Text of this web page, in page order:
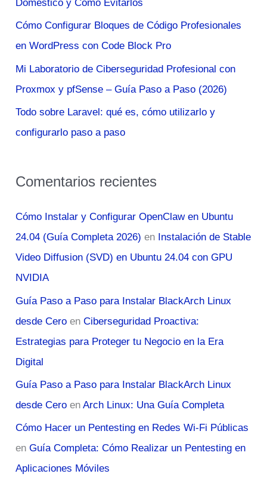
o
r
:
Doméstico y Cómo Evitarlos
Cómo Configurar Bloques de Código Profesionales
en WordPress con Code Block Pro
Mi Laboratorio de Ciberseguridad Profesional con
Proxmox y pfSense – Guía Paso a Paso (2026)
Todo sobre Laravel: qué es, cómo utilizarlo y
configurarlo paso a paso
Comentarios recientes
Cómo Instalar y Configurar OpenClaw en Ubuntu
24.04 (Guía Completa 2026) en Instalación de Stable
Video Diffusion (SVD) en Ubuntu 24.04 con GPU
NVIDIA
Guía Paso a Paso para Instalar BlackArch Linux
desde Cero enCiberseguridad Proactiva:
Estrategias para Proteger tu Negocio en la Era
Digital
Guía Paso a Paso para Instalar BlackArch Linux
desde Cero enArch Linux: Una Guía Completa
Cómo Hacer un Pentesting en Redes Wi-Fi Públicas
enGuía Completa: Cómo Realizar un Pentesting en
Aplicaciones Móviles